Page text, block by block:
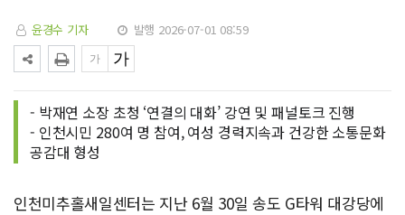
윤경수 기자 발행 2026-07-01 08:59
- 박재연 소장 초청 ‘연결의 대화’ 강연 및 패널토크 진행
- 인천시민 280여 명 참여, 여성 경력지속과 건강한 소통문화
공감대 형성
인천미추홀새일센터는 지난 6월 30일 송도 G타워 대강당에